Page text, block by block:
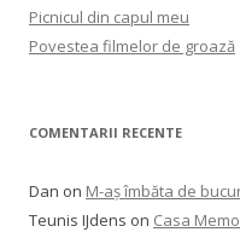
Picnicul din capul meu
Povestea filmelor de groază
COMENTARII RECENTE
Dan on M-aș îmbăta de
Teunis IJdens on Casa